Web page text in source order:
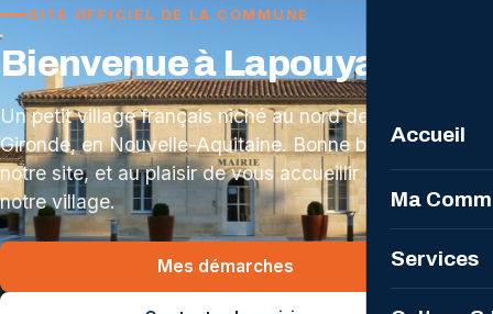
Accueil
Ma
La
Services
SITE OFFICIEL DE LA COMMUNE
Bienvenue à Lapouyade
Un petit village français niché au nord de la
Gironde, en Nouvelle-Aquitaine. Bonne balade sur
notre site, et au plaisir de vous accueillir dans
notre village.
Mes démarches